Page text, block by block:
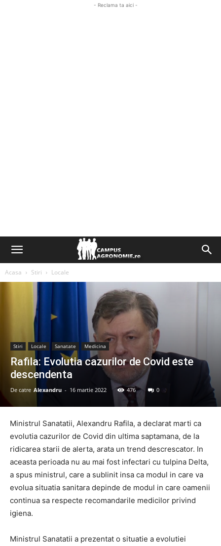
- Reclama ta aici -
Acasa Stiri Locale
Stiri Locale Sanatate Medicina
Rafila: Evolutia cazurilor de Covid este
descendenta
De catre Alexandru - 16 martie 2022 476 0
Ministrul Sanatatii, Alexandru Rafila, a declarat marti ca
evolutia cazurilor de Covid din ultima saptamana, de la
ridicarea starii de alerta, arata un trend descrescator. In
aceasta perioada nu au mai fost infectari cu tulpina Delta,
a spus ministrul, care a sublinit insa ca modul in care va
evolua situatia sanitara depinde de modul in care oamenii
continua sa respecte recomandarile medicilor privind
igiena.
Ministrul Sanatatii a prezentat o situatie a evolutiei